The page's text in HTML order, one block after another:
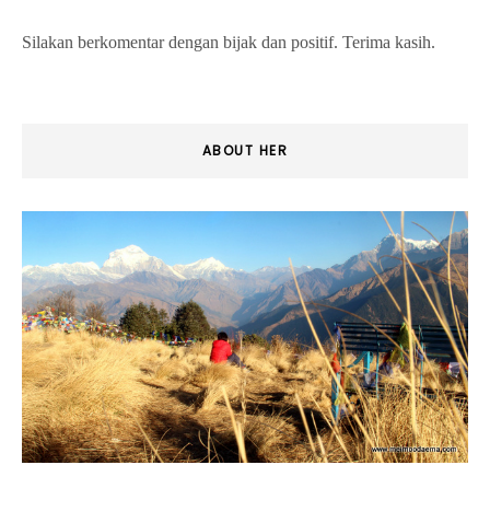
Silakan berkomentar dengan bijak dan positif. Terima kasih.
ABOUT HER